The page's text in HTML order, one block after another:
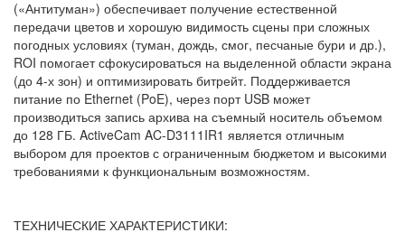
(«Антитуман») обеспечивает получение естественной
передачи цветов и хорошую видимость сцены при сложных
погодных условиях (туман, дождь, смог, песчаные бури и др.),
ROI помогает сфокусироваться на выделенной области экрана
(до 4-х зон) и оптимизировать битрейт. Поддерживается
питание по Ethernet (PoE), через порт USB может
производиться запись архива на съемный носитель объемом
до 128 ГБ. ActiveCam AC-D3111IR1 является отличным
выбором для проектов с ограниченным бюджетом и высокими
требованиями к функциональным возможностям.
ТЕХНИЧЕСКИЕ ХАРАКТЕРИСТИКИ: